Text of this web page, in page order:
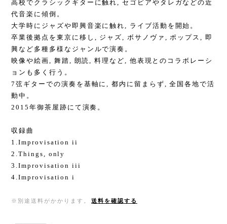
高校でクラシックギターに触れ, セゴビアやタレガなどの近
代音楽に傾倒。
大学時にジャズや即興音楽に触れ, ライブ活動を開始。
卒業後拠点を東京に移し, ジャズ, ボサノヴァ, ポップス, 即
興など多種多様なジャンルで演奏。
映像や絵画, 舞踏, 朗読, 料理など, 他表現とのコラボレーシ
ョンも多く行う。
7弦ギターでの演奏を基軸に, 都内に留まらず, 全国各地で活
動中。
2015年御茶屋跡にて演奏。
収録曲
1.Improvisation ii
2.Things, only
3.Improvisation iii
4.Improvisation i
※別途送料がかかります。 送料を確認する